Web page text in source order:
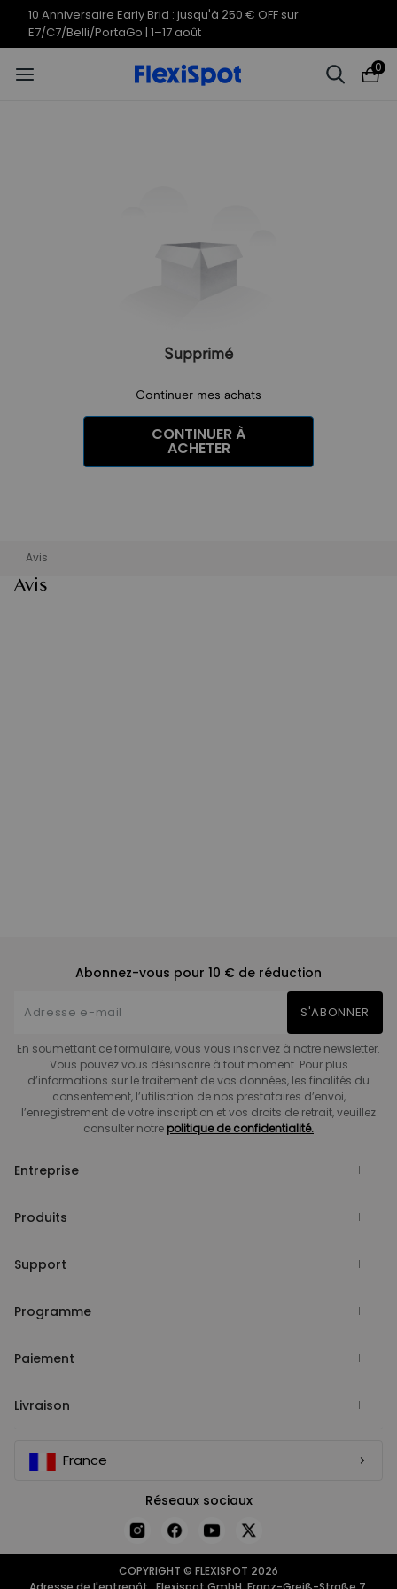
10 Anniversaire Early Brid : jusqu'à 250 € OFF sur
E7/C7/Belli/PortaGo | 1–17 août
0
Supprimé
Continuer mes achats
CONTINUER À
ACHETER
Avis
Avis
Abonnez-vous pour 10 € de réduction
S'ABONNER
En soumettant ce formulaire, vous vous inscrivez à notre newsletter.
Vous pouvez vous désinscrire à tout moment. Pour plus
d’informations sur le traitement de vos données, les finalités du
consentement, l’utilisation de nos prestataires d’envoi,
l’enregistrement de votre inscription et vos droits de retrait, veuillez
consulter notre politique de confidentialité.
Entreprise
Produits
Support
Programme
Paiement
Livraison
France
Réseaux sociaux
COPYRIGHT © FLEXISPOT 2026